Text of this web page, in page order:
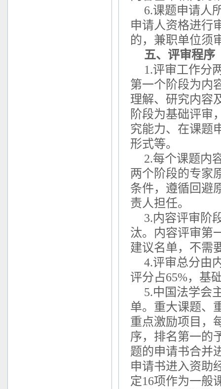
6.课题申请人
申请人资格进行
的，兼职单位须
五、评审程序
1.评审工作分
第一个阶段为内
理解、研究内容
阶段为基础评审
究能力、在课题
形式等。
2.每个课题内
两个阶段的专家
条件，遵循回避
责人担任。
3.内容评审阶
汰。内容评审第
建议名单，不需
4.评审总分由
评分占65%，基
5.中国法学会
单。重大课题、
重点激励项目，
序，排名第一的
题的申请书合并
申请书进入资助
定16项作为一般